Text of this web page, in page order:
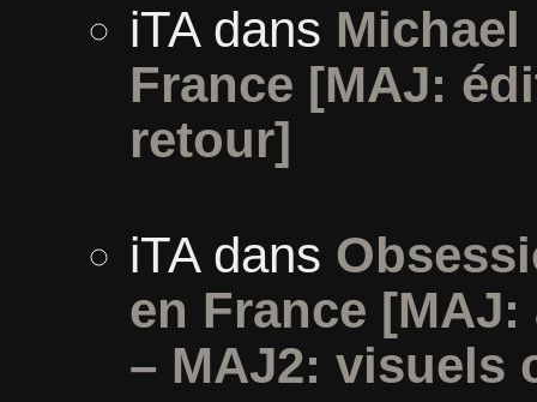
iTAdans
France [MAJ:
retour]
iTAdans
en France
– MAJ2: visuels